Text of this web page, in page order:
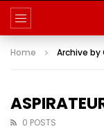
Home Archive
0 POSTS